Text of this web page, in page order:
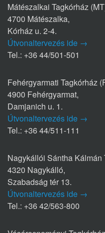
Mátészalkai Tagkórház
4700 Mátészalka,
Kórház u. 2-4.
Útvonaltervezés ide →
Tel.: +36 44/501-501
Fehérgyarmati Tagkórház
4900 Fehérgyarmat,
Damjanich u. 1.
Útvonaltervezés ide →
Tel.: +36 44/511-111
Nagykállói Sántha Kálmán
4320 Nagykálló,
Szabadság tér 13.
Útvonaltervezés ide →
Tel.: +36 42/563-800